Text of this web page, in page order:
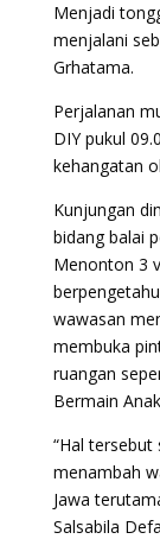
Menjadi
menjalani
Grhatama.
Perjalanan
DIY pukul
kehangatan
Kunjungan
bidang balai
Menonton 3
wawasan
membuka
ruangan
Bermain
“Hal
menambah
Jawa
Salsabila